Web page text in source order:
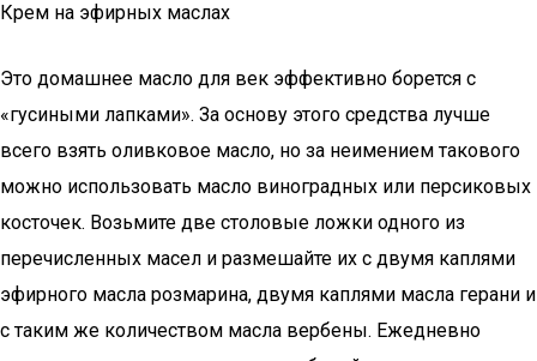
Крем на эфирных маслах
Это домашнее масло для век эффективно борется с
«гусиными лапками». За основу этого средства лучше
всего взять оливковое масло, но за неимением такового
можно использовать масло виноградных или персиковых
косточек. Возьмите две столовые ложки одного из
перечисленных масел и размешайте их с двумя каплями
эфирного масла розмарина, двумя каплями масла герани и
с таким же количеством масла вербены. Ежедневно